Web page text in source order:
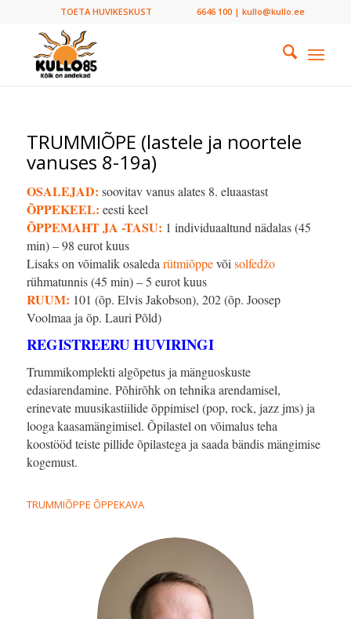
TOETA HUVIKESKUST 6646 100 | kullo@kullo.ee
TRUMMIÕPE (lastele ja noortele
vanuses 8-19a)
OSALEJAD: soovitav vanus alates 8. eluaastast
ÕPPEKEEL: eesti keel
ÕPPEMAHT JA -TASU: 1 individuaaltund nädalas (45
min) – 98 eurot kuus
Lisaks on võimalik osaleda rütmiõppevõi solfedžo
rühmatunnis (45 min) – 5 eurot kuus
RUUM: 101 (õp. Elvis Jakobson), 202 (õp. Joosep
Voolmaa ja õp. Lauri Põld)
REGISTREERU HUVIRINGI
Trummikomplekti algõpetus ja mänguoskuste
edasiarendamine. Põhirõhk on tehnika arendamisel,
erinevate muusikastiilide õppimisel (pop, rock, jazz jms) ja
looga kaasamängimisel. Õpilastel on võimalus teha
koostööd teiste pillide õpilastega ja saada bändis mängimise
kogemust.
TRUMMIÕPPE ÕPPEKAVA